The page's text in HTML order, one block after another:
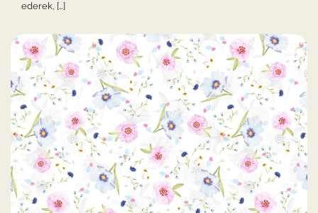
ederek, […]